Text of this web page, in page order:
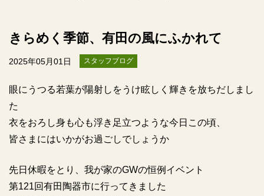
きらめく季節、有田の風にふかれて
2025年05月01日 スタッフブログ
眼にうつる若葉が陽射しをうけ眩しく輝きを放ちだしまし
た
衣をおろし身も心も浮き足立つような今日この頃、
皆さまにはいかがお過ごしでしょうか
先日休暇をとり、我が家のGWの恒例イベント
第121回有田陶器市に行ってきました